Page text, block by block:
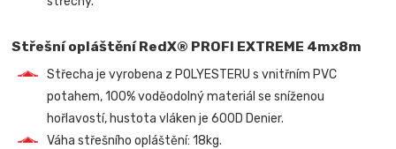
Střešní opláštění RedX® PROFI EXTREME 4mx8m
Střecha je vyrobena z POLYESTERU s vnitřním PVC
potahem, 100% voděodolný materiál se sníženou
hořlavostí, hustota vláken je 600D Denier.
Váha střešního opláštění: 18kg.